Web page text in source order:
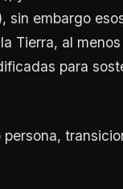
sin embargo
Tierra, al
para